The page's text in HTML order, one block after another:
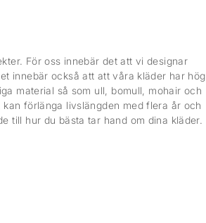
För oss innebär det att vi designar
innebär också att att våra kläder har hög
material så som ull, bomull, mohair och
förlänga livslängden med flera år och
till hur du bästa tar hand om dina kläder.